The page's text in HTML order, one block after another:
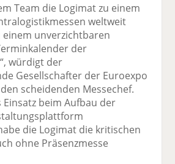
Team die Logimat zu einem
weltweit
einem unverzichtbaren
der
würdigt der
Gesellschafter der Euroexpo
scheidenden Messechef.
Einsatz beim Aufbau der
die Logimat die kritischen
ohne Präsenzmesse